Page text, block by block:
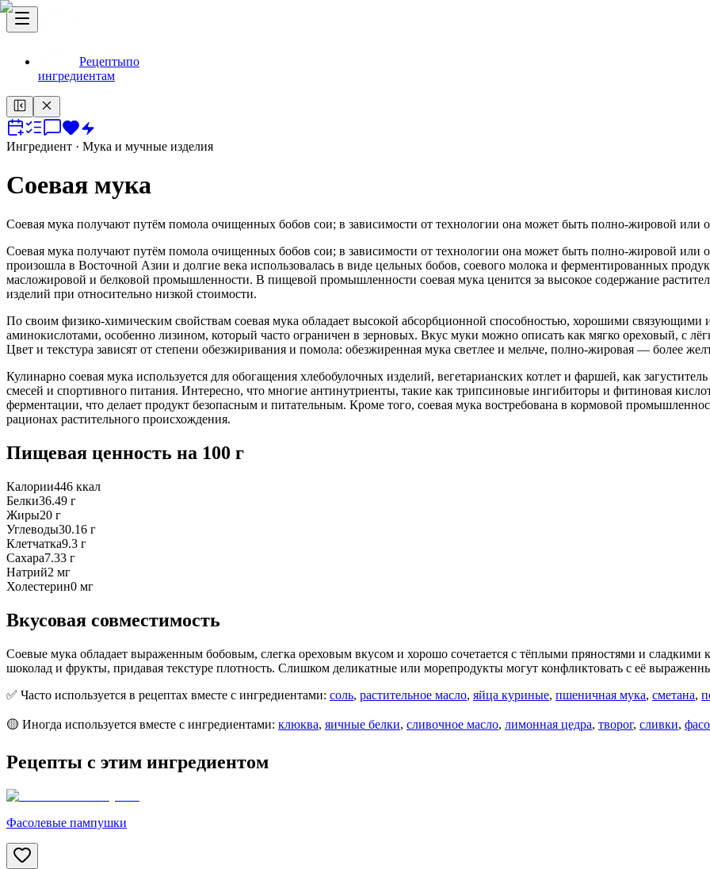
Рецептыпо
ингредиентам
Ингредиент · Мука и мучные изделия
Соевая мука
Соевая мука получают путём помола очищенных бобов сои; в зависимости от технологии она может быть полно-жировой или
Соевая мука получают путём помола очищенных бобов сои; в зависимости от технологии она может быть полно-жировой или
произошла в Восточной Азии и долгие века использовалась в виде цельных бобов, соевого молока и ферментированных
масложировой и белковой промышленности. В пищевой промышленности соевая мука ценится за высокое содержание
изделий при относительно низкой стоимости.
По своим физико-химическим свойствам соевая мука обладает высокой абсорбционной способностью, хорошими
аминокислотами, особенно лизином, который часто ограничен в зерновых. Вкус муки можно описать как мягко ореховый, с
Цвет и текстура зависят от степени обезжиривания и помола: обезжиренная мука светлее и мельче, полно-жировая — более
Кулинарно соевая мука используется для обогащения хлебобулочных изделий, вегетарианских котлет и фаршей, как
смесей и спортивного питания. Интересно, что многие антинутриенты, такие как трипсиновые ингибиторы и фитиновая
ферментации, что делает продукт безопасным и питательным. Кроме того, соевая мука востребована в кормовой
рационах растительного происхождения.
Пищевая ценность на 100 г
Калории446 ккал
Белки36.49 г
Жиры20 г
Углеводы30.16 г
Клетчатка9.3 г
Сахара7.33 г
Натрий2 мг
Холестерин0 мг
Вкусовая совместимость
Соевые мука обладает выраженным бобовым, слегка ореховым вкусом и хорошо сочетается с тёплыми пряностями и сладкими
шоколад и фрукты, придавая текстуре плотность. Слишком деликатные или морепродукты могут конфликтовать с её
✅ Часто используется в рецептах вместе с ингредиентами: соль, растительное масло, яйца куриные, пшеничная мука, сметана,
🟡 Иногда используется вместе с ингредиентами: клюква, яичные белки, сливочное масло, лимонная цедра, творог, сливки,
Рецепты с этим ингредиентом
Фасолевые пампушки